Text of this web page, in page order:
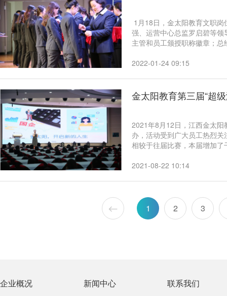
1月18日，金太阳教育文职
强、运营中心总监罗启碧等
主管和员工颁授职称徽章；
2022-01-24 09:15
金太阳教育第三届“超
2021年8月12日，江西金太阳
办，活动受到广大员工热烈
相较于往届比赛，本届增加
更具公正、公平性。经过激
2021-08-22 10:14
1 2 3
企业概况 新闻中心 联系我们